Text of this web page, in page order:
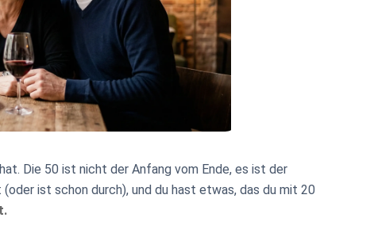
Die 50 ist nicht der Anfang vom Ende, es ist der
ist schon durch), und du hast etwas, das du mit 20